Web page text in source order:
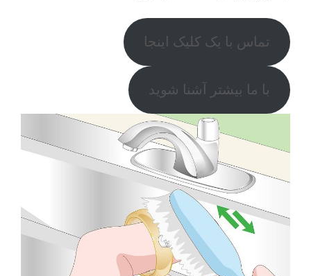
تماس با یک کلیک اینجا
با ما بیشتر آشنا شوید